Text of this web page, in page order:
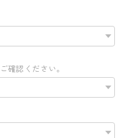
確認ください。